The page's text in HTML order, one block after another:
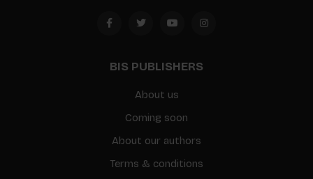
BIS PUBLISHERS
About us
Coming soon
About our authors
Terms & conditions